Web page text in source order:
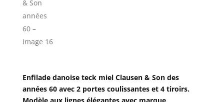
Enfilade danoise teck miel Clausen & Son des
années 60 avec 2 portes coulissantes et 4 tiroirs.